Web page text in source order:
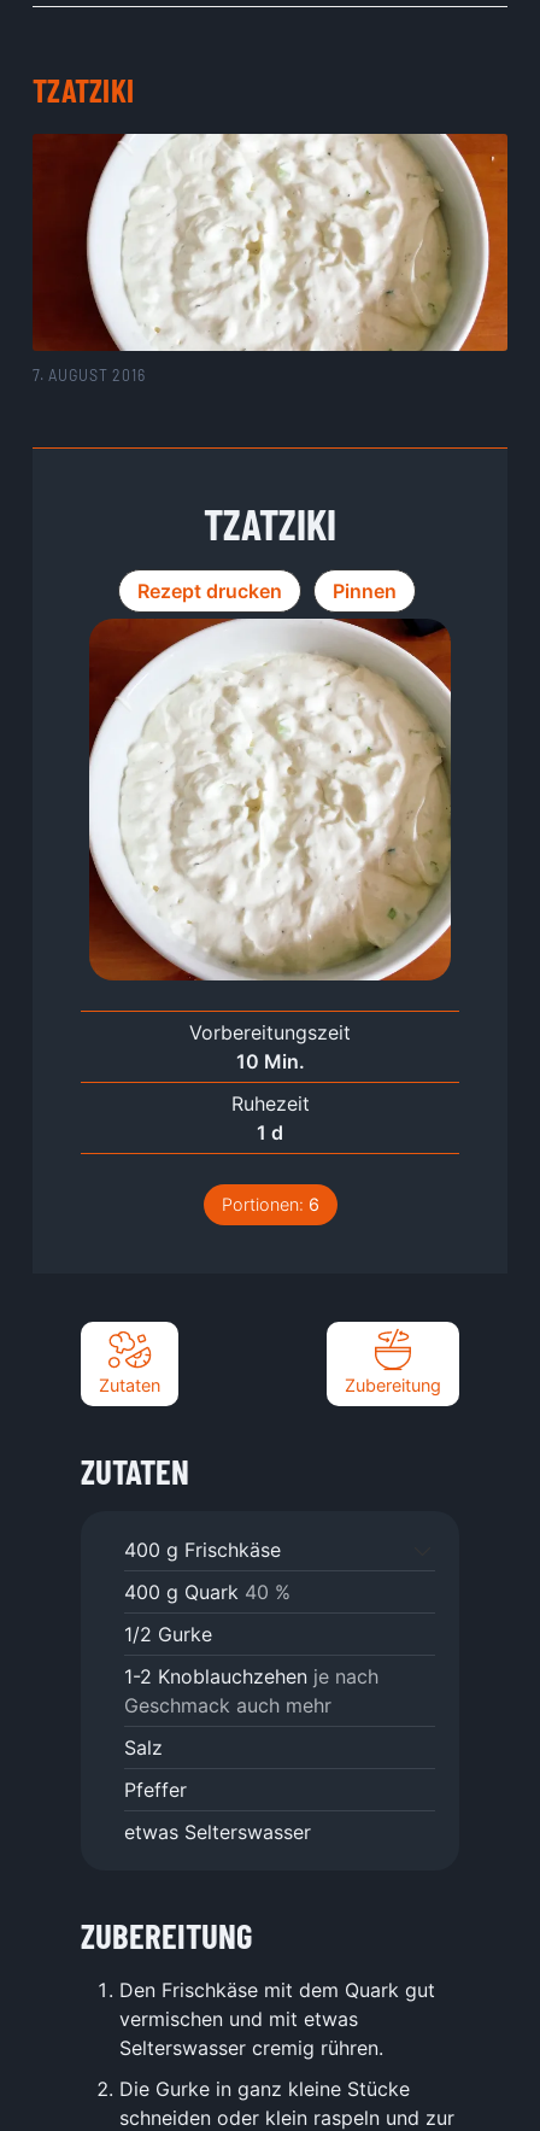
TZATZIKI
7. AUGUST 2016
TZATZIKI
Rezept drucken Pinnen
Vorbereitungszeit
10Minuten
Min.
Ruhezeit
1 day
d
Portionen: 6
Zutaten Zubereitung
ZUTATEN
400 g Frischkäse
400 g Quark 40 %
1/2 Gurke
1-2 Knoblauchzehen je nach
Geschmack auch mehr
Salz
Pfeffer
etwas Selterswasser
ZUBEREITUNG
Den Frischkäse mit dem Quark gut
vermischen und mit etwas
Selterswasser cremig rühren.
Die Gurke in ganz kleine Stücke
schneiden oder klein raspeln und zur